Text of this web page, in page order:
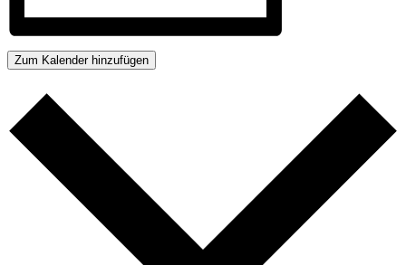
Zum Kalender hinzufügen